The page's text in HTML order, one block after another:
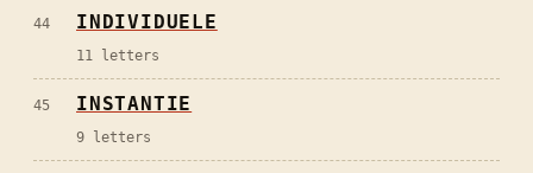
44 INDIVIDUELE
11 letters
45 INSTANTIE
9 letters